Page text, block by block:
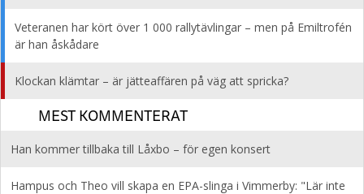
Veteranen har kört över 1 000 rallytävlingar – men på Emiltrofén
är han åskådare
Klockan klämtar – är jätteaffären på väg att spricka?
MEST KOMMENTERAT
Han kommer tillbaka till Låxbo – för egen konsert
Hampus och Theo vill skapa en EPA-slinga i Vimmerby: "Lär inte